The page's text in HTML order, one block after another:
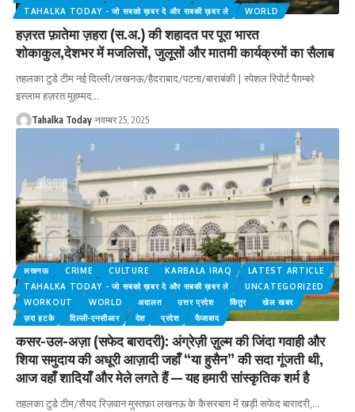
TAHALKA TODAY - जो सबको ख़बर दे और सबकी ख़बर ले
WORLD
हज़रत फ़ातेमा ज़हरा (स.अ.) की शहादत पर पूरा भारत
शोकाकुल,देशभर में मजलिसों, जुलूसों और मातमी कार्यक्रमों का सैलाब
तहलका टुडे टीम नई दिल्ली/लखनऊ/हैदराबाद/पटना/बाराबंकी | स्पेशल रिपोर्ट पैग़म्बरे
इस्लाम हज़रत मुहम्मद…
Tahalka Today नवम्बर 25, 2025
लखनऊ CRIME CULTURE KARBALA IRAQ
LATEST ARTICLE
TAHALKA TODAY - जो सबको ख़बर दे और सबकी ख़बर ले
UNCATEGORIZED
WORKOUT
WORLD अदालत उत्तर प्रदेश किंतुर
खेल खबर
ज़रा हटके
दिल्ली-एनसीआर देश प्रदेश फैजाबाद
कसर-उल-अज़ा (सफेद बारादरी): अंग्रेज़ी ज़ुल्म की जिंदा गवाही और
शिया समुदाय की अधूरी आज़ादी जहाँ “या हुसैन” की सदा गूंजती थी,
आज वहाँ शादियाँ और मेले लगते हैं — यह हमारी सांस्कृतिक शर्म है
तहलका टुडे टीम/सैयद रिज़वान मुस्तफ़ा लखनऊ के कैसरबाग़ में खड़ी सफेद बारादरी,…